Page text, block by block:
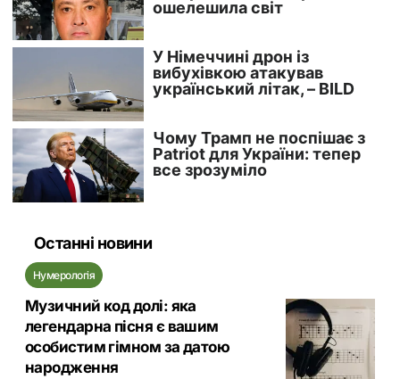
Останні новини
Нумерологія
Музичний код долі: яка
легендарна пісня є вашим
особистим гімном за датою
народження